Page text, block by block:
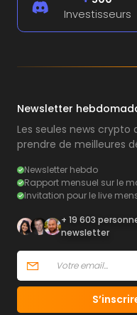
Investisseurs
Newsletter
Les seules news
prendre de meilleures
Newsletter hebdo
Rapport mensuel sur le
Invitation pour le live
+ 19 603
newsletter